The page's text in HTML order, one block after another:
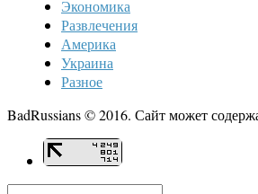
Экономика
Развлечения
Америка
Украина
Разное
BadRussians © 2016. Сайт может